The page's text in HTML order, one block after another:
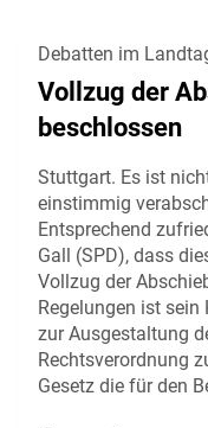
Debatten im
Vollzug der
beschlossen
Stuttgart. Es ist
einstimmig
Entsprechend
Gall (SPD), dass
Vollzug der
Regelungen ist sein
zur Ausgestaltung
Rechtsverordnung
Gesetz die für den